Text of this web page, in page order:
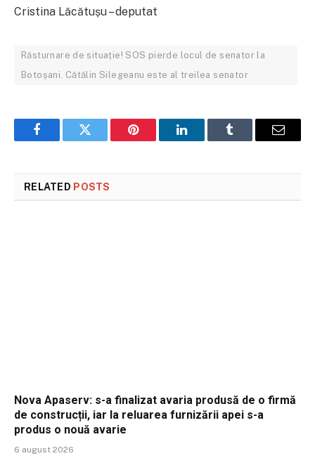
Cristina Lăcătușu – deputat
Răsturnare de situație! SOS pierde locul de senator la
Botoșani. Cătălin Silegeanu este al treilea senator
FacebookTwitter Pinterest LinkedInTumblr Email
RELATED POSTS
Nova Apaserv: s-a finalizat avaria produsă de o firmă
de construcții, iar la reluarea furnizării apei s-a
produs o nouă avarie
6 august 2026